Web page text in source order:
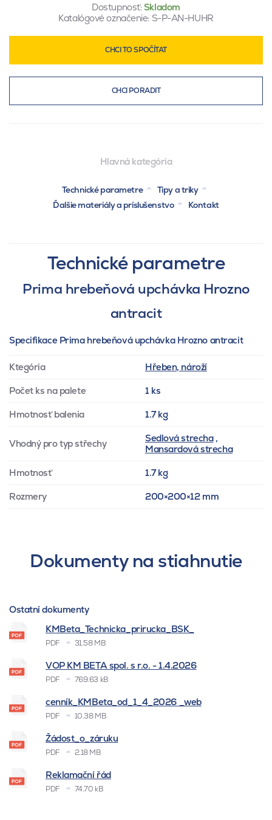
Dostupnosť:Skladom
Katalógové označenie: S-P-AN-HUHR
CHCI TO SPOČÍTAT
CHCI PORADIT
Hlavná kategória
Technické parametre
Tipy a triky
Ďalšie materiály a príslušenstvo
Kontakt
Technické parametre
Prima hrebeňová upchávka Hrozno
antracit
Specifikace Prima hrebeňová upchávka Hrozno antracit
Ktegória Hřeben, nároží
Počet ks na palete 1 ks
Hmotnosť balenia 1.7 kg
Vhodný pro typ střechy Sedlová strecha,
Mansardová strecha
Hmotnosť 1.7 kg
Rozmery 200×200×12 mm
Dokumenty na stiahnutie
Ostatní dokumenty
KMBeta_Technicka_prirucka_BSK_
PDF 31.58 MB
VOP KM BETA spol. s r.o. - 1.4.2026
PDF 769.63 kB
cenník_KMBeta_od_1_4_2026 _web
PDF 10.38 MB
Žádost_o_záruku
PDF 2.18 MB
Reklamační řád
PDF 74.70 kB